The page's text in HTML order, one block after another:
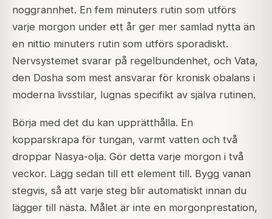
noggrannhet. En fem minuters rutin som utförs
varje morgon under ett år ger mer samlad nytta än
en nittio minuters rutin som utförs sporadiskt.
Nervsystemet svarar på regelbundenhet, och Vata,
den Dosha som mest ansvarar för kronisk obalans i
moderna livsstilar, lugnas specifikt av själva rutinen.
Börja med det du kan upprätthålla. En
kopparskrapa för tungan, varmt vatten och två
droppar Nasya-olja. Gör detta varje morgon i två
veckor. Lägg sedan till ett element till. Bygg vanan
stegvis, så att varje steg blir automatiskt innan du
lägger till nästa. Målet är inte en morgonprestation,